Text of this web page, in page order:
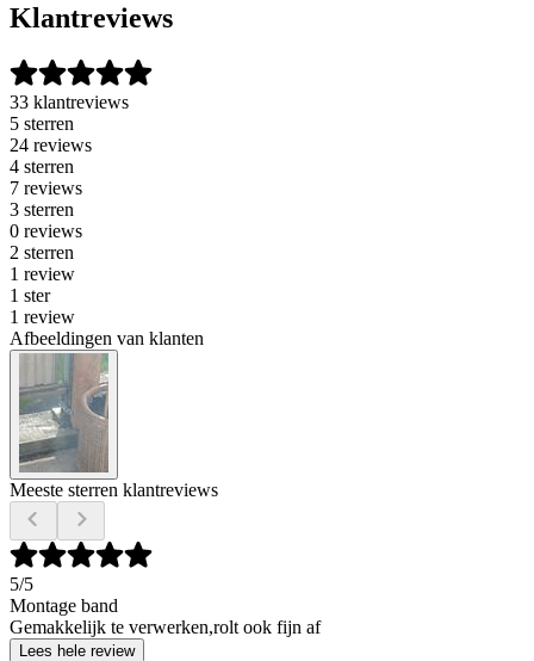
Klantreviews
33 klantreviews
5 sterren
24 reviews
4 sterren
7 reviews
3 sterren
0 reviews
2 sterren
1 review
1 ster
1 review
Afbeeldingen van klanten
Meeste sterren klantreviews
5/5
Montage band
Gemakkelijk te verwerken,rolt ook fijn af
Lees hele review